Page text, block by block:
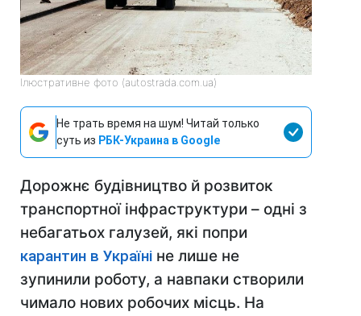
Ілюстративне фото (autostrada.com.ua)
Не трать время на шум! Читай только
суть из РБК-Украина в Google
Дорожнє будівництво й розвиток
транспортної інфраструктури – одні з
небагатьох галузей, які попри
карантин в Україні не лише не
зупинили роботу, а навпаки створили
чимало нових робочих місць. На